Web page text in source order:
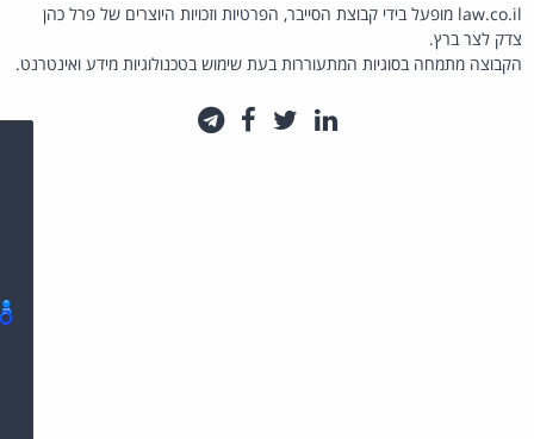
law.co.il מופעל בידי קבוצת הסייבר, הפרטיות וזכויות היוצרים של פרל כהן
צדק לצר ברץ.
הקבוצה מתמחה בסוגיות המתעוררות בעת שימוש בטכנולוגיות מידע ואינטרנט.
לינקדאין
טוויטרפייסבוקטלגרם